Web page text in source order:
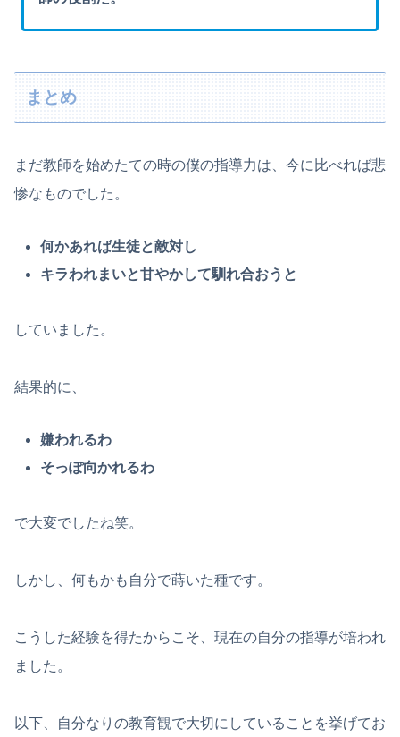
まとめ
まだ教師を始めたての時の僕の指導力は、今に比べれば悲
惨なものでした。
何かあれば生徒と敵対し
キラわれまいと甘やかして馴れ合おうと
していました。
結果的に、
嫌われるわ
そっぽ向かれるわ
で大変でしたね笑。
しかし、何もかも自分で蒔いた種です。
こうした経験を得たからこそ、現在の自分の指導が培われ
ました。
以下、自分なりの教育観で大切にしていることを挙げてお